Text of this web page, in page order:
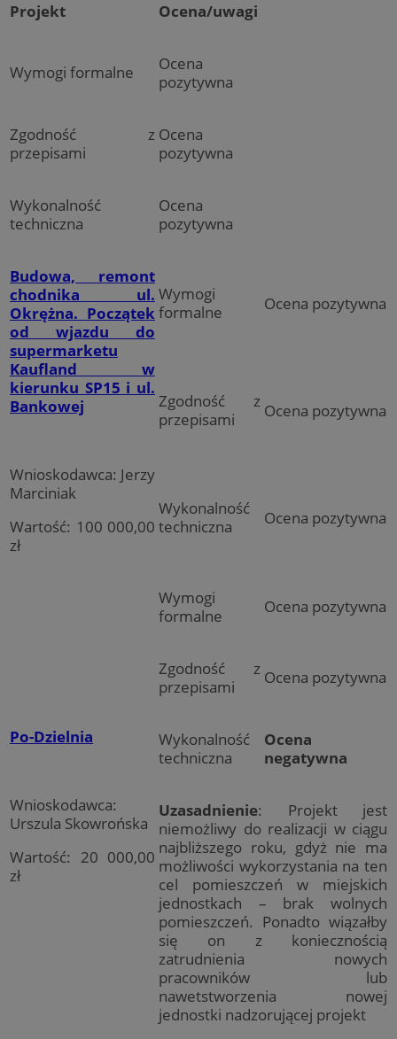
Projekt Ocena/uwagi
Wymogi formalne
Ocena
pozytywna
Zgodność z
przepisami
Ocena
pozytywna
Wykonalność
techniczna
Ocena
pozytywna
Budowa, remont
chodnika ul.
Okrężna. Początek
od wjazdu do
supermarketu
Kaufland w
kierunku SP15 i ul.
Bankowej
Wnioskodawca: Jerzy
Marciniak
Wartość: 100 000,00
zł
Wymogi
formalne
Ocena pozytywna
Zgodność z
przepisami
Ocena pozytywna
Wykonalność
techniczna
Ocena pozytywna
Po-Dzielnia
Wnioskodawca:
Urszula Skowrońska
Wartość: 20 000,00
zł
Wymogi
formalne
Ocena pozytywna
Zgodność z
przepisami
Ocena pozytywna
Wykonalność
techniczna
Ocena
negatywna
Uzasadnienie: Projekt jest
niemożliwy do realizacji w ciągu
najbliższego roku, gdyż nie ma
możliwości wykorzystania na ten
cel pomieszczeń w miejskich
jednostkach – brak wolnych
pomieszczeń. Ponadto wiązałby
się on z koniecznością
zatrudnienia nowych
pracowników lub
nawetstworzenia nowej
jednostki nadzorującej projekt